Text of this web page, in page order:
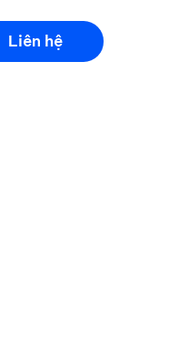
Liên hệ